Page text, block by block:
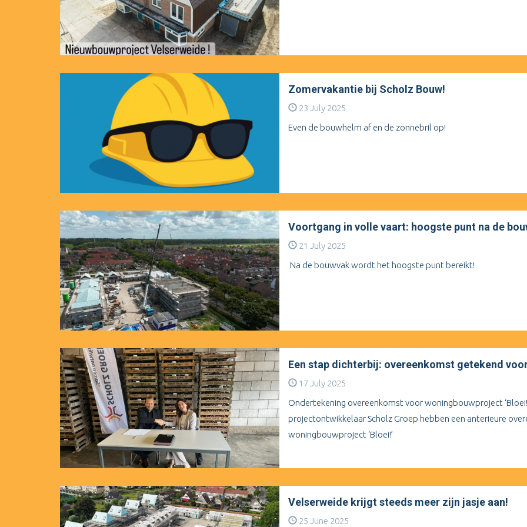
Zomervakantie bij Scholz Bouw!
23 July 2025
Even de bouwhelm af en de zonnebril op!
Voortgang in volle vaart: hoogste punt na de
21 July 2025
Na de bouwvak wordt het hoogste punt bereikt!
Een stap dichterbij: overeenkomst getekend
17 July 2025
Ondertekening overeenkomst voor woningbouwproject
projectontwikkelaar Scholz Groep hebben een anterieure
woningbouwproject ‘Bloei!’
Velserweide krijgt steeds meer zijn jasje aan!
25 June 2025